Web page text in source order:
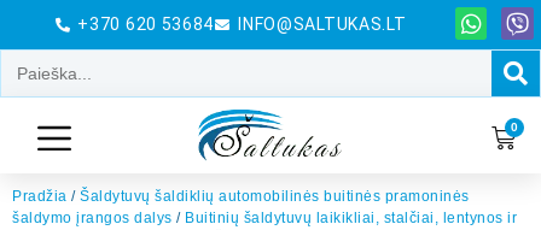
+370 620 53684 INFO@SALTUKAS.LT
0
Pradžia / Šaldytuvų šaldiklių automobilinės buitinės pramoninės
šaldymo įrangos dalys / Buitinių šaldytuvų laikikliai, stalčiai, lentynos ir